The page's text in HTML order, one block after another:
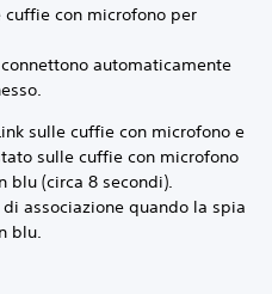
cuffie con microfono per
automaticamente
sulle cuffie con microfono e
sulle cuffie con microfono
blu (circa 8 secondi).
associazione quando la spia
blu.